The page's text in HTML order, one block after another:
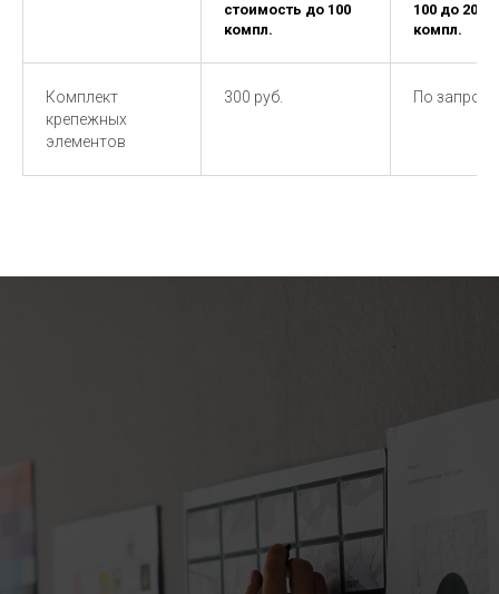
стоимость до 100
компл.
100 до 200
компл.
Комплект
крепежных
элементов
300 руб. По запросу